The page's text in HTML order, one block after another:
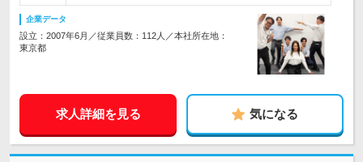
企業データ
設立：2007年6月／従業員数：112人／本社所在地：
東京都
求人詳細を見る 気になる